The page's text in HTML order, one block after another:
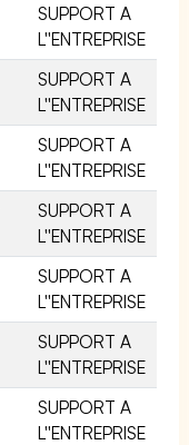
SUPPORT A
L''ENTREPRISE
SUPPORT A
L''ENTREPRISE
SUPPORT A
L''ENTREPRISE
SUPPORT A
L''ENTREPRISE
SUPPORT A
L''ENTREPRISE
SUPPORT A
L''ENTREPRISE
SUPPORT A
L''ENTREPRISE